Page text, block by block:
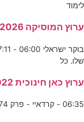
לימוד
ערוץ המוסיקה 11-02-2026
שלו. כל
ערוץ כאן חינוכית 30-08-2022
06:35 - קרדאיי - פרק 274 07:25 - מחכים לשמש - פרק 30